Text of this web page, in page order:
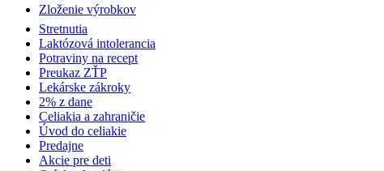
Zloženie výrobkov
Stretnutia
Laktózová intolerancia
Potraviny na recept
Preukaz ZŤP
Lekárske zákroky
2% z dane
Celiakia a zahraničie
Úvod do celiakie
Predajne
Akcie pre deti